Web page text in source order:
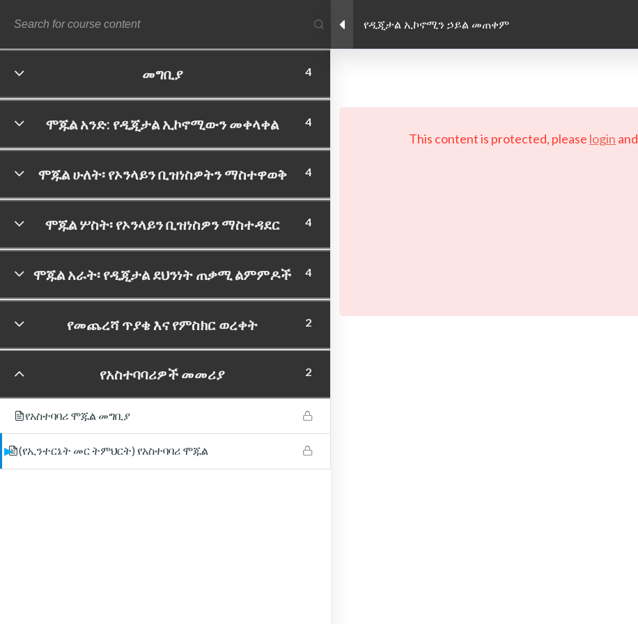
የዲጂታል ኢኮኖሚን ኃይል መጠቀም
መግቢያ 4
ሞጁል አንድ: የዲጂታል ኢኮኖሚውን መቀላቀል 4
ሞጁል ሁለት፡ የኦንላይን ቢዝነስዎትን ማስተዋወቅ 4
ሞጁል ሦስት፡ የኦንላይን ቢዝነስዎን ማስተዳደር 4
ሞጁል አራት፡ የዲጂታል ደህንነት ጠቃሚ ልምምዶች 4
የመጨረሻ ጥያቄ እና የምስክር ወረቀት 2
የአስተባባሪዎች መመሪያ 2
የአስተባባሪ ሞጁል መግቢያ
(የኢንተርኔት መር ትምህርት) የአስተባባሪ ሞጁል
This content is protected, please login and
© Copyright 2026 LAYERTech Software Labs Inc. All rights reserved.